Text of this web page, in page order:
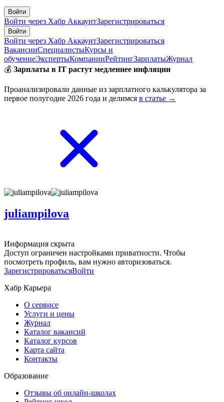
Войти
Войти через Хабр АккаунтЗарегистрироваться
Войти
Войти через Хабр АккаунтЗарегистрироваться
ВакансииСпециалистыКурсы и
обучениеЭкспертыКомпанииРейтингЗарплатыЖурнал
💰 Зарплаты в IT растут медленнее инфляции
Проанализировали данные из зарплатного калькулятора за
первое полугодие 2026 года и делимся в статье →
juliampilova
Информация скрыта
Доступ ограничен настройками приватности. Чтобы
посмотреть профиль, вам нужно авторизоваться.
ЗарегистрироватьсяВойти
Хабр Карьера
О сервисе
Услуги и цены
Журнал
Каталог вакансий
Каталог курсов
Карта сайта
Контакты
Образование
Отзывы об онлайн-школах